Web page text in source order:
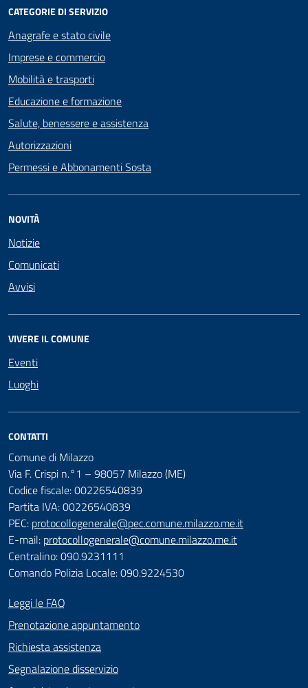
CATEGORIE DI SERVIZIO
Anagrafe e stato civile
Imprese e commercio
Mobilità e trasporti
Educazione e formazione
Salute, benessere e assistenza
Autorizzazioni
Permessi e Abbonamenti Sosta
NOVITÀ
Notizie
Comunicati
Avvisi
VIVERE IL COMUNE
Eventi
Luoghi
CONTATTI
Comune di Milazzo
Via F. Crispi n.°1 – 98057 Milazzo (ME)
Codice fiscale: 00226540839
Partita IVA: 00226540839
PEC: protocollogenerale@pec.comune.milazzo.me.it
E-mail: protocollogenerale@comune.milazzo.me.it
Centralino: 090.9231111
Comando Polizia Locale: 090.9224530
Leggi le FAQ
Prenotazione appuntamento
Richiesta assistenza
Segnalazione disservizio